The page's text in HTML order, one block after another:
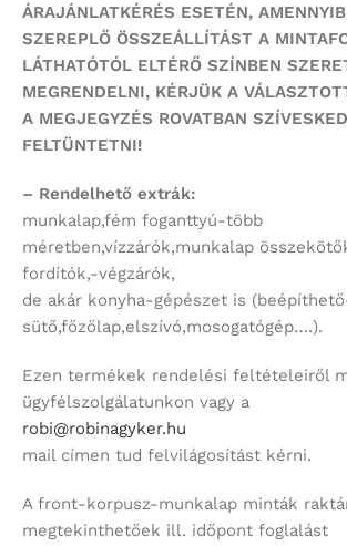
ÁRAJÁNLATKÉRÉS ESETÉN,
SZEREPLŐ ÖSSZEÁLLÍTÁST A
LÁTHATÓTÓL ELTÉRŐ SZÍNBEN
MEGRENDELNI, KÉRJÜK A
A MEGJEGYZÉS ROVATBAN
FELTÜNTETNI!
– Rendelhető extrák:
munkalap,fém foganttyú-több
méretben,vízzárók,munkalap
fordítók,-végzárók,
de akár konyha-gépészet is
sütő,főzőlap,elszívó,mosogatógép….).
Ezen termékek rendelési feltételeiről
ügyfélszolgálatunkon vagy a
robi@robinagyker.hu
mail címen tud felvilágosítást kérni.
A front-korpusz-munkalap minták
megtekinthetőek ill. időpont foglalást